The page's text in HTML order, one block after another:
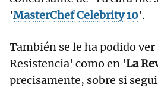
'MasterChef Celebrity 10'.
También se le ha podido
Resistencia' como en 'La
precisamente, sobre si